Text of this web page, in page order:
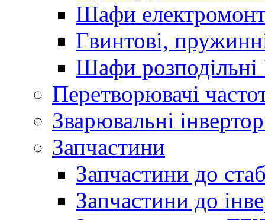
Шафи
Гвинтові,
Шафи розподільні
Перетворювачі
Зварювальні
Запчастини
Запчастини до
Запчастини до